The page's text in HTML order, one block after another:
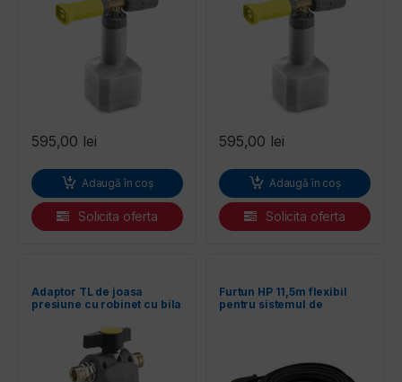
595,00 lei
Adaugă în coș
Solicita oferta
595,00 lei
Adaugă în coș
Solicita oferta
Adaptor TL de joasa
presiune cu robinet cu bila
Furtun HP 11,5m flexibil
pentru sistemul de